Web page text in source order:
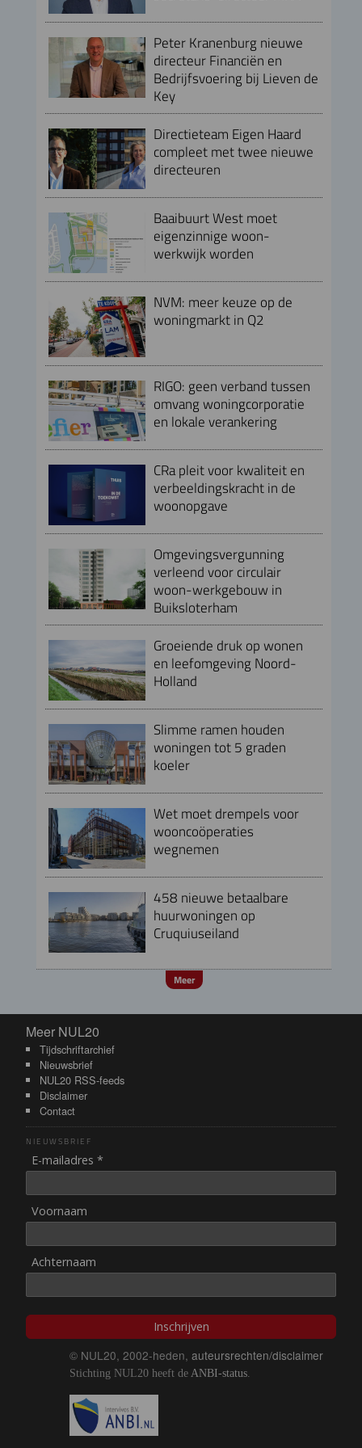
Peter Kranenburg nieuwe
directeur Financiën en
Bedrijfsvoering bij Lieven de
Key
Directieteam Eigen Haard
compleet met twee nieuwe
directeuren
Baaibuurt West moet
eigenzinnige woon-
werkwijk worden
NVM: meer keuze op de
woningmarkt in Q2
RIGO: geen verband tussen
omvang woningcorporatie
en lokale verankering
CRa pleit voor kwaliteit en
verbeeldingskracht in de
woonopgave
Omgevingsvergunning
verleend voor circulair
woon-werkgebouw in
Buiksloterham
Groeiende druk op wonen
en leefomgeving Noord-
Holland
Slimme ramen houden
woningen tot 5 graden
koeler
Wet moet drempels voor
wooncoöperaties
wegnemen
458 nieuwe betaalbare
huurwoningen op
Cruquiuseiland
Meer
Meer NUL20
Meer NUL20
Tijdschriftarchief
Nieuwsbrief
NUL20 RSS-feeds
Disclaimer
Contact
NIEUWSBRIEF
E-mailadres *
Voornaam
Achternaam
Inschrijven
© NUL20, 2002-heden, auteursrechten/disclaimer
Stichting NUL20 heeft de ANBI-status
Image